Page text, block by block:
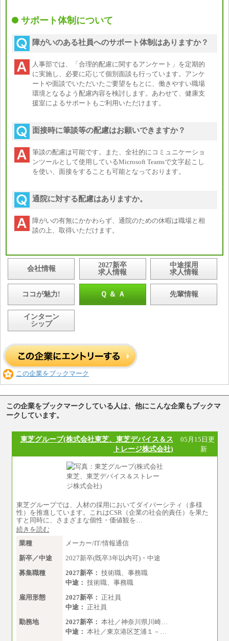
サポート体制について
障がいのある社員へのサポート体制はありますか？
人事部では、「合理的配慮に関するアンケート」を定期的
に実施し、必要に応じて個別面談も行っています。アンケ
ートや面談でいただいたご要望をもとに、働きやすい職場
環境となるよう配慮内容を検討します。あわせて、健康支
援室によるサポートもご利用いただけます。
面接時に筆談等の配慮はお願いできますか？
筆談の配慮は可能です。また、全社的にコミュニケーショ
ンツールとして使用しているMicrosoft Teamsで文字起こし
を使い、面接をすることも可能となっております。
通院に対する配慮はありますか。
障がいの有無にかかわらず、通院のための休暇は職場と相
談の上、取得いただけます。
会社情報
2027新卒
求人情報
中途採用
求人情報
ココが魅力! Ｑ ＆ Ａ 先輩情報
インターン
シップ
この企業をブックマーク
この企業をブックマークしている人は、他にこんな企業もブックマ
ークしています。
東芝グループ(株式会社東芝、東芝デバイス＆ス
トレージ株式会社)
05月15日更
新
東芝グループでは、人材の採用においてダイバーシティ（多様
性）を推進しています。これはCSR（企業の社会的責任）を果た
すと同時に、さまざまな個性・価値観を…
続きを読む
業種
メーカー/IT/情報通信
新卒／中途
2027新卒(既卒3年以内可)・中途
募集職種
2027新卒： 技術職、事務職
中途： 技術職、事務職
雇用形態
2027新卒： 正社員
中途： 正社員
勤務地
2027新卒： 本社／神奈川県川崎…
中途： 本社／東京港区芝浦１－…